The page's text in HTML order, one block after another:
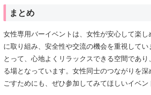
まとめ
女性専用バーイベントは、女性が安心して楽し
に取り組み、安全性や交流の機会を重視してい
とって、心地よくリラックスできる空間であ
る場となっています。女性同士のつながりを
ごすためにも、ぜひ参加してみてほしいイベン